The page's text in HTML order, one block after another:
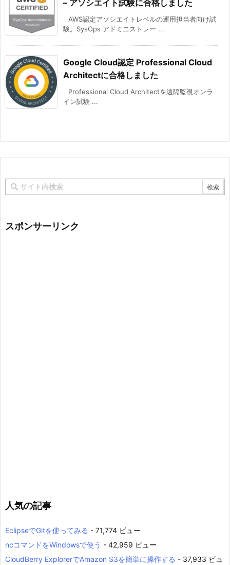
– アソシエイト試験に合格しました
AWS認定アソシエイトレベルの運用担当者向け試
験。SysOps アドミニストレー ...
Google Cloud認定 Professional Cloud
Architectに合格しました
Professional Cloud Architectを遠隔監視オンラ
イン試験 ...
スポンサーリンク
人気の記事
EclipseでGitを使ってみる - 71,774 ビュー
ncコマンドをWindowsで使う - 42,959 ビュー
CloudBerry ExplorerでAmazon S3を簡単に操作する - 37,933 ビュ